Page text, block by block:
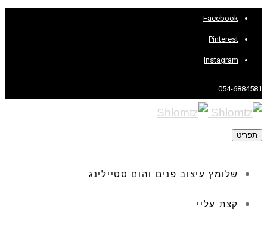
Facebook
Pinterest
Instagram
054-6884581
תפריט
שלומץ עיצוב פנים והום סטיילינג
קצת עליי